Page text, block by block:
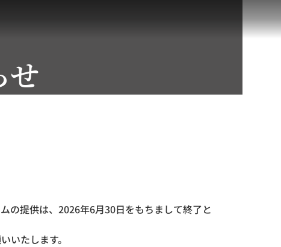
せ
の提供は、2026年6月30日をもちまして終了と
いたします。